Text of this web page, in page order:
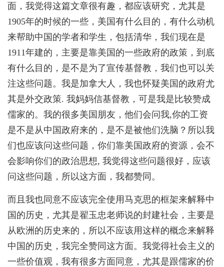
面，我觉得这篇文章很有趣，都应该研究，尤其是
1905年的时候的一些，美国有什么目的，有什么动机
来帮助中国的学者和学生，包括清华，我们现在是
1911年建的，主要是靠美国的一些政府的政策，到底
有什么目的，是不是为了宣传基督教，我们也可以关
注这些问题。我是加拿大人，我也怀疑美国的政府尤
其是外交政策. 我妈妈信基督教，可是我是比较赞成
儒家的。我的很多美国朋友，他们会问我,你的工资
是不是从中国政府来的，是不是被他们洗脑？所以我
们也应该问这些问题，你们靠美国政府的资源，会不
会影响你们的政治思想, 我觉得这些问题很好，应该
问这些问题，所以这方面，我都赞同。
而且我也同意不应该完全使用马克思的框架来解释中
国的历史，尤其是翟玉忠老师说的封建社会，主要是
从欧洲的历史来的，所以不应该用这样的概念来解释
中国的历史，我完全赞同这方面。我觉得社会主义的
一些价值观，我有很多方面同意，尤其是跟儒家的价